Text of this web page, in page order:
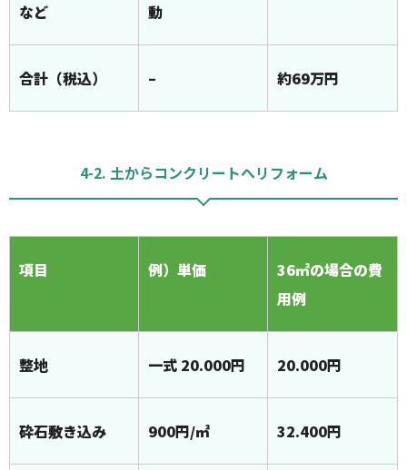
など
動
合計（税込） – 約69万円
4-2. 土からコンクリートへリフォーム
項目 例）単価
36㎡の場合の費
用例
整地 一式 20.000円 20.000円
砕石敷き込み 900円/㎡ 32.400円